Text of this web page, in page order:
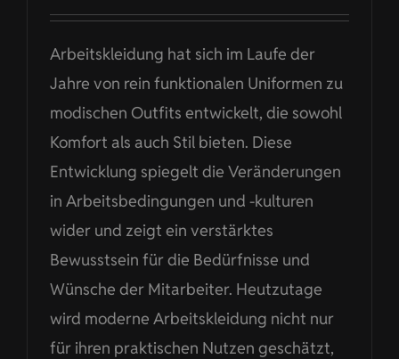
Arbeitskleidung hat sich im Laufe der
Jahre von rein funktionalen Uniformen zu
modischen Outfits entwickelt, die sowohl
Komfort als auch Stil bieten. Diese
Entwicklung spiegelt die Veränderungen
in Arbeitsbedingungen und -kulturen
wider und zeigt ein verstärktes
Bewusstsein für die Bedürfnisse und
Wünsche der Mitarbeiter. Heutzutage
wird moderne Arbeitskleidung nicht nur
für ihren praktischen Nutzen geschätzt,